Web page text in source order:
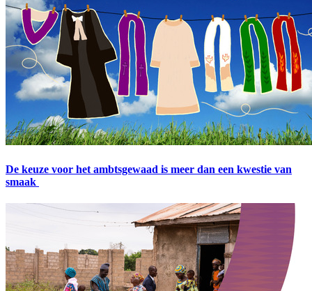
De keuze voor het ambtsgewaad is meer dan een kwestie van
smaak